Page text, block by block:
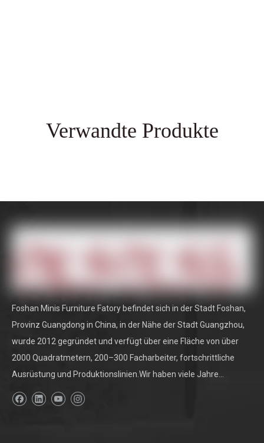
Verwandte Produkte
Foshan Minis Furniture Fatory befindet sich in der Stadt Foshan,
Provinz Guangdong in China, in der Nähe der Stadt Guangzhou,
wurde 2012 gegründet und verfügt über eine Fläche von über
2000 Quadratmetern, 200–300 Facharbeiter, fortschrittliche
Ausrüstung und Produktionslinien.Wir haben viele Jahre...